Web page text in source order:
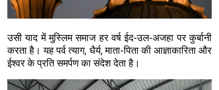
उसी याद में मुस्लिम समाज हर वर्ष ईद-उल-अजहा पर कुर्बानी
करता है। यह पर्व त्याग, धैर्य, माता-पिता की आज्ञाकारिता और
ईश्वर के प्रति समर्पण का संदेश देता है।